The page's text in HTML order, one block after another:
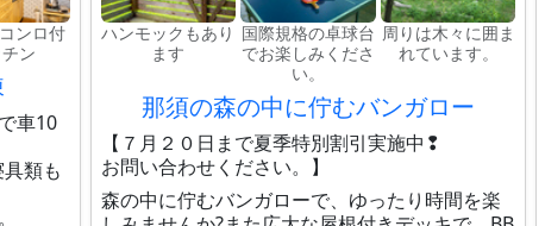
ンロ付
ン
車10
類も
ハンモックもあり
ます
国際規格の卓球台
でお楽しみくださ
い。
周りは木々に囲ま
れています。
那須の森の中に佇むバンガロー
【７月２０日まで夏季特別割引実施中❢
お問い合わせください。】
森の中に佇むバンガローで、ゆったり時間を楽